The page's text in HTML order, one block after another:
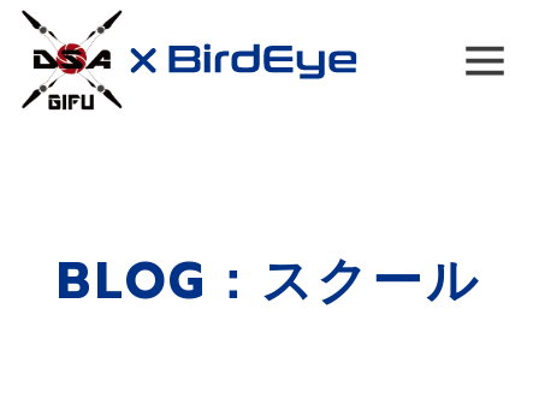
Main Navigation
BLOG：スクール